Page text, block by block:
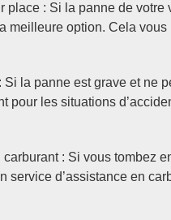
place : Si la panne de
meilleure option. Cela
Si la panne est grave et ne
pour les situations
: Si vous tombez
service d’assistance en